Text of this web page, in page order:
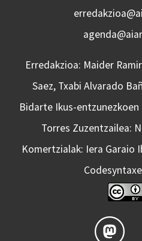
Erredakzioa: Maider
Saez, Txabi Alvarado
Bidarte Ikus-
Torres Zuzentzailea:
Komertzialak: Iera Garaio